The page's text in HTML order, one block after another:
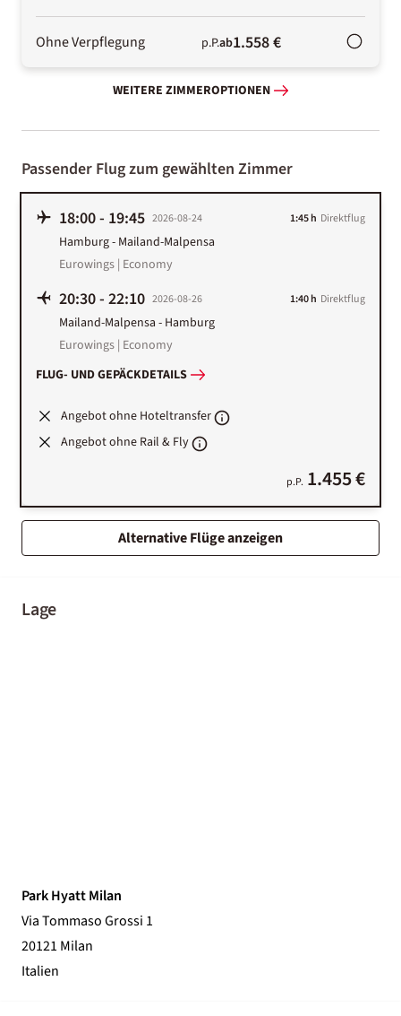
Ohne Verpflegung p.P.ab1.558 €
WEITERE ZIMMEROPTIONEN
Passender Flug zum gewählten Zimmer
18:00- 19:45 2026-08-24 1:45 h Direktflug
Hamburg- Mailand-Malpensa
Eurowings | Economy
20:30- 22:10 2026-08-26 1:40 h Direktflug
Mailand-Malpensa - Hamburg
Eurowings | Economy
FLUG- UND GEPÄCKDETAILS
Angebot ohne Hoteltransfer
Angebot ohne Rail & Fly
p.P. 1.455 €
Alternative Flüge anzeigen
Lage
Park Hyatt Milan
Via Tommaso Grossi 1
20121 Milan
Italien